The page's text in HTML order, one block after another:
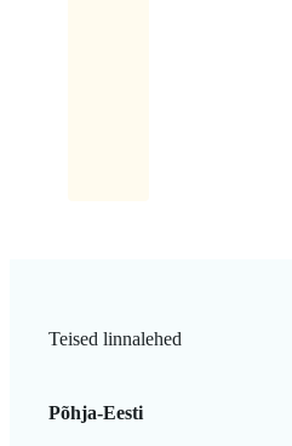
Teised linnalehed
Põhja-Eesti